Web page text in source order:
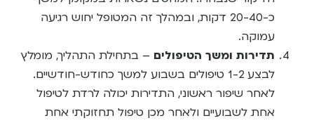
כ-20-40 דקות, ובמהלך זה המטופל יחוש רגיעה
עמוקה.
תדירות ומשך הטיפולים – בתחילת התהליך, מומלץ
לבצע 1-2 טיפולים בשבוע למשך כחודש-חודשיים.
לאחר שיפור ראשוני, התדירות יכולה לרדת לטיפול
אחת לשבועיים ולאחר מכן טיפול תחזוקתי אחת